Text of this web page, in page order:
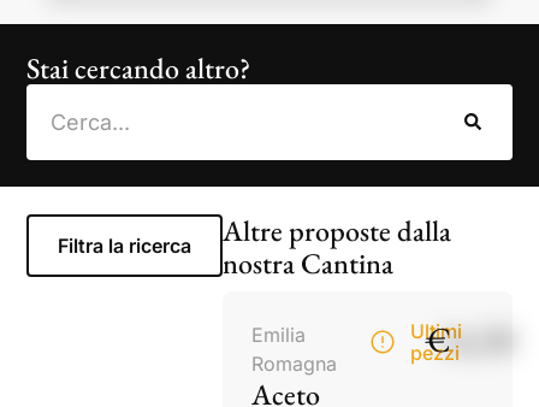
Stai cercando altro?
Filtra la ricerca
Altre proposte dalla
nostra Cantina
Emilia
Romagna
Aceto
Ultimi
pezzi
€14,50